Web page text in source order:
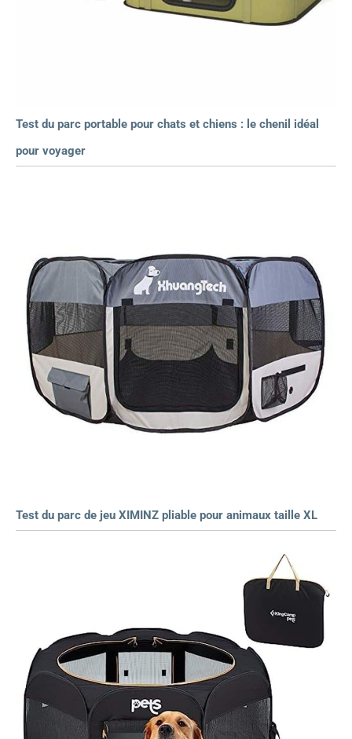
Test du parc portable pour chats et chiens : le chenil idéal
pour voyager
Test du parc de jeu XIMINZ pliable pour animaux taille XL